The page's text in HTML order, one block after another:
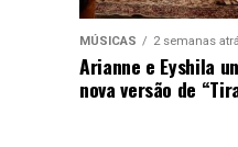
MÚSICAS 2 semanas
Arianne e Eyshila
nova versão de